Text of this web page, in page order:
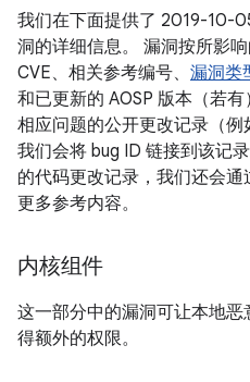
我们在下面提供了 2019-10-
洞的详细信息。 漏洞按所影
CVE、相关参考编号、 漏洞类
和已更新的 AOSP 版本（若
相应问题的公开更改记录（例
我们会将 bug ID 链接到该记
的代码更改记录，我们还会
更多参考内容。
内核组件
这一部分中的漏洞可让本地
得额外的权限。